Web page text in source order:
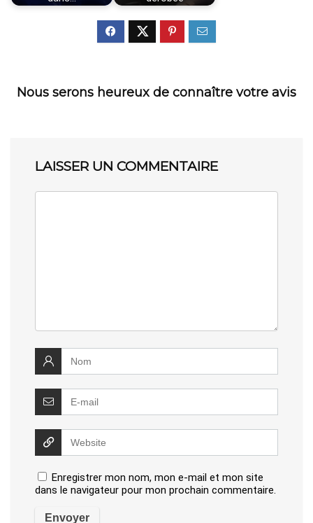
Nous serons heureux de connaître votre avis
LAISSER UN COMMENTAIRE
Enregistrer mon nom, mon e-mail et mon site
dans le navigateur pour mon prochain commentaire.